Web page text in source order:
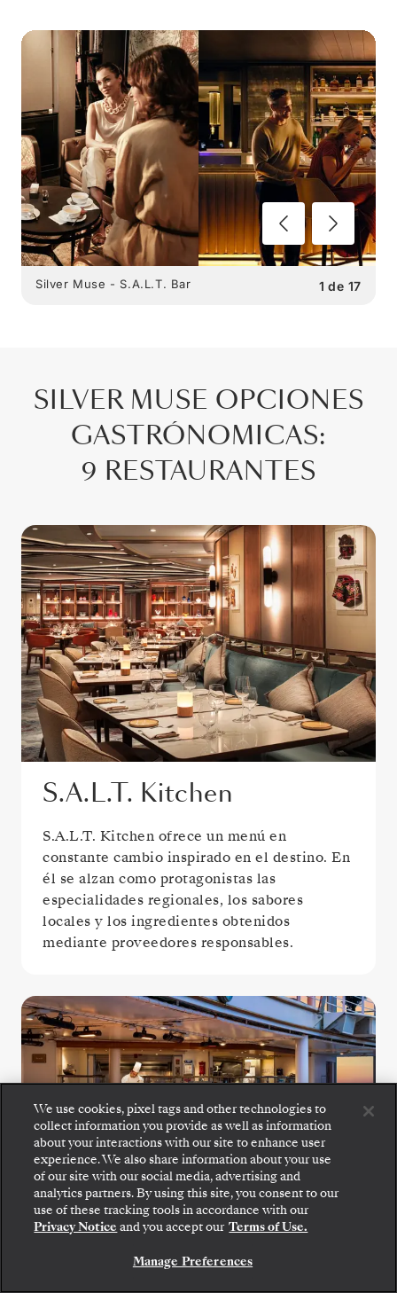
1 de 17
Silver Muse - S.A.L.T. Bar
SILVER MUSE OPCIONES
GASTRÓNOMICAS:
9 RESTAURANTES
S.A.L.T. Kitchen
S.A.L.T. Kitchen ofrece un menú en
constante cambio inspirado en el destino. En
él se alzan como protagonistas las
especialidades regionales, los sabores
locales y los ingredientes obtenidos
mediante proveedores responsables.
The Grill
We use cookies, pixel tags and other technologies to
collect information you provide as well as information
about your interactions with our site to enhance user
experience. We also share information about your use
of our site with our social media, advertising and
analytics partners. By using this site, you consent to our
use of these tracking tools in accordance with our
Privacy Notice and you accept our Terms of Use.
Manage Preferences